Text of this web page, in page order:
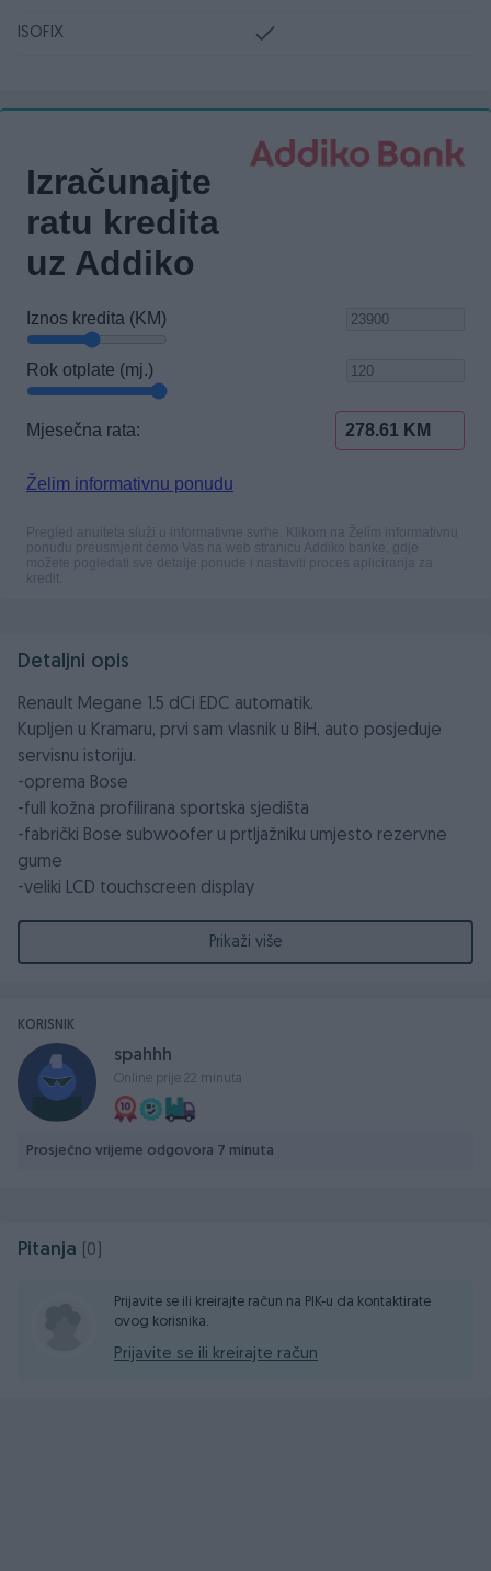
ISOFIX
Detaljni opis
Renault Megane 1.5 dCi EDC automatik.
Kupljen u Kramaru, prvi sam vlasnik u BiH, auto posjeduje
servisnu istoriju.
-oprema Bose
-full kožna profilirana sportska sjedišta
-fabrički Bose subwoofer u prtljažniku umjesto rezervne
gume
-veliki LCD touchscreen display
-fabrička LED svjetla duga/kratka/pozicija
- prednji i zadnji parking senzori, kamera za vožnju u nazad
-grijanje i masaža sjedišta
-full oprema
-redovno servisirano
-registrovan do 03/2025
- URAĐEN VELIKI I MALI SERVIS 06/2024
Prikaži više
KORISNIK
spahhh
Online prije 22 minuta
Prosječno vrijeme odgovora 7 minuta
Pitanja (0)
Prijavite se ili kreirajte račun na PIK-u da kontaktirate
ovog korisnika.
Prijavite se ili kreirajte račun